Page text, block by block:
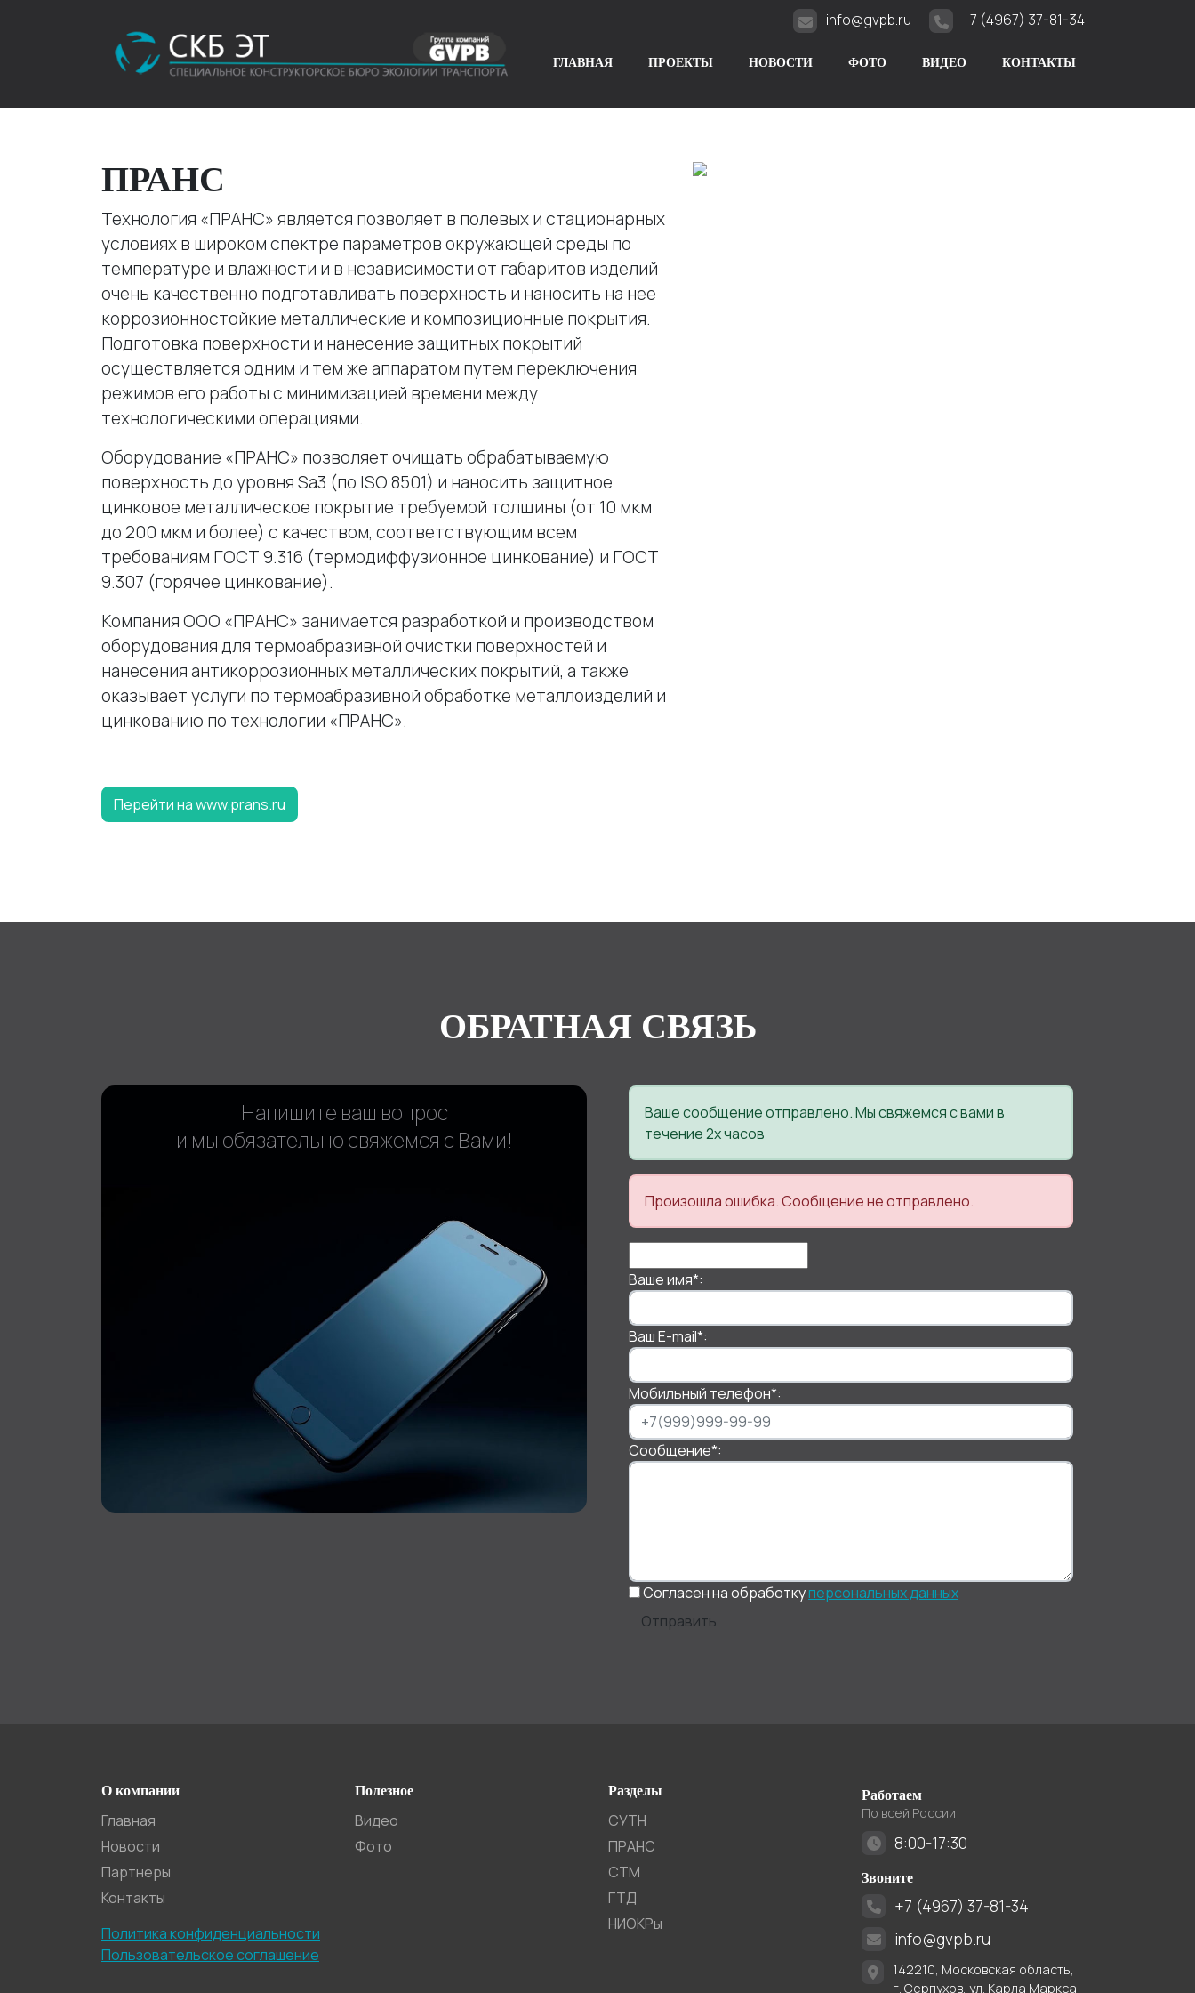
info@gvpb.ru +7 (4967) 37-81-34
ГЛАВНАЯ ПРОЕКТЫ НОВОСТИ ФОТО ВИДЕО КОНТАКТЫ
ПРАНС
Технология «ПРАНС» является позволяет в полевых и стационарных
условиях в широком спектре параметров окружающей среды по
температуре и влажности и в независимости от габаритов изделий
очень качественно подготавливать поверхность и наносить на нее
коррозионностойкие металлические и композиционные покрытия.
Подготовка поверхности и нанесение защитных покрытий
осуществляется одним и тем же аппаратом путем переключения
режимов его работы с минимизацией времени между
технологическими операциями.
Оборудование «ПРАНС» позволяет очищать обрабатываемую
поверхность до уровня Sa3 (по ISO 8501) и наносить защитное
цинковое металлическое покрытие требуемой толщины (от 10 мкм
до 200 мкм и более) с качеством, соответствующим всем
требованиям ГОСТ 9.316 (термодиффузионное цинкование) и ГОСТ
9.307 (горячее цинкование).
Компания ООО «ПРАНС» занимается разработкой и производством
оборудования для термоабразивной очистки поверхностей и
нанесения антикоррозионных металлических покрытий, а также
оказывает услуги по термоабразивной обработке металлоизделий и
цинкованию по технологии «ПРАНС».
Перейти на www.prans.ru
ОБРАТНАЯ СВЯЗЬ
Напишите ваш вопрос
и мы обязательно свяжемся с Вами!
Ваше сообщение отправлено. Мы свяжемся с вами в
течение 2х часов
Произошла ошибка. Сообщение не отправлено.
Ваше имя*:
Ваш E-mail*:
Мобильный телефон*:
Сообщение*:
Согласен на обработкуперсональныx данных
Отправить
О компании
Главная
Новости
Партнеры
Контакты
Политика конфиденциальности
Пользовательское соглашение
Полезное
Видео
Фото
Разделы
СУТН
ПРАНС
СTM
ГТД
НИОКРы
Работаем
По всей России
8:00-17:30
Звоните
+7 (4967) 37-81-34
info@gvpb.ru
142210, Московская область,
г. Серпухов, ул. Карла Маркса